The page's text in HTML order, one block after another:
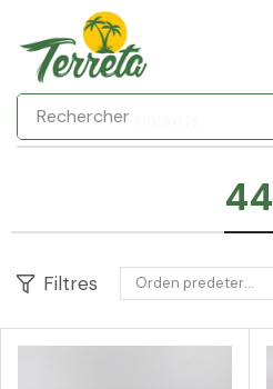
Rechercher
44
Filtres